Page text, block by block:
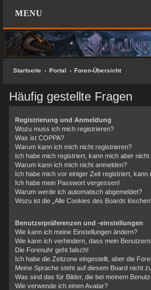
MENU
FOREN-ÜBERSICHT
Aktive Themen
Suche
Das Team
FAQ
ANMELDEN
KONTAKT
SUCHE
Startseite Portal Foren-Übersicht
Häufig gestellte Fragen
Registrierung und Anmeldung
Wozu muss ich mich registrieren?
Was ist COPPA?
Warum kann ich mich nicht registrieren?
Ich habe mich registriert, kann mich aber nicht
Warum kann ich mich nicht anmelden?
Ich habe mich vor einiger Zeit registriert, kann
Ich habe mein Passwort vergessen!
Warum werde ich automatisch abgemeldet?
Wozu ist die „Alle Cookies des Boards
Benutzerpräferenzen und -einstellungen
Wie kann ich meine Einstellungen ändern?
Wie kann ich verhindern, dass mein
Die Forenuhr geht falsch!
Ich habe die Zeitzone eingestellt, aber die
Meine Sprache steht auf diesem Board nicht
Was sind das für Bilder, die bei meinem
Wie verwende ich einen Avatar?